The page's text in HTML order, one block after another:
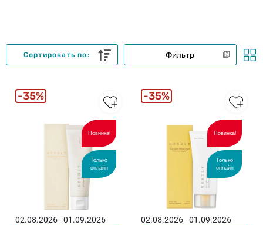
Фильтр
Сортировать по:
Новинка!
Только
онлайн
02.08.2026 - 01.09.2026
35%
Новинка!
Только
онлайн
02.08.2026 - 01.09.2026
35%